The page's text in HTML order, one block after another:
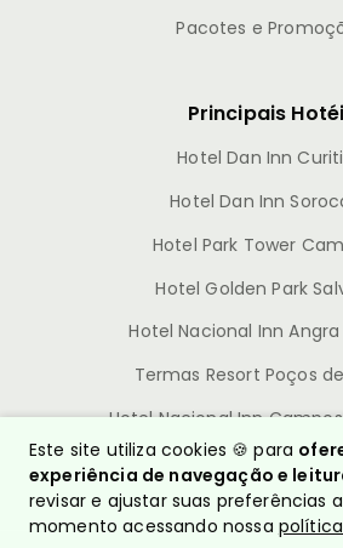
Pacotes e
Principais
Hotel Dan Inn
Hotel Dan Inn
Hotel Park Tower
Hotel Golden Park
Hotel Nacional Inn Angra
Termas Resort Poços
Hotel Nacional Inn
Este site utiliza cookies 🍪 para
experiência de navegação e
revisar e ajustar suas preferências
momento acessando nossa